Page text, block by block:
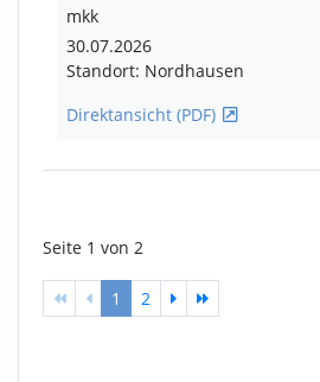
mkk
30.07.2026
Standort: Nordhausen
Direktansicht (PDF)
Seite 1 von 2
1 2